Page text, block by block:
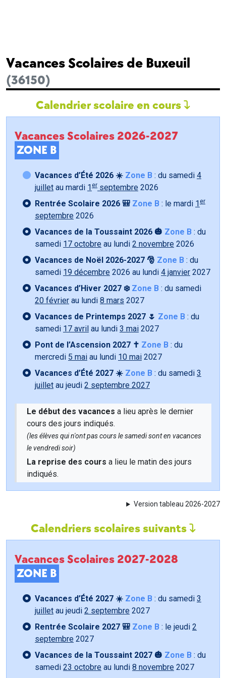
Vacances Scolaires de Buxeuil
(36150)
Calendrier scolaire en cours
Vacances Scolaires 2026-2027
ZONE B
Vacances d’Été 2026 ☀️ Zone B : du samedi 4
juillet au mardi 1 er septembre 2026
Rentrée Scolaire 2026 🎒 Zone B : le mardi 1 er
septembre 2026
Vacances de la Toussaint 2026 🎃 Zone B : du
samedi 17 octobre au lundi 2 novembre 2026
Vacances de Noël 2026-2027 🎅 Zone B : du
samedi 19 décembre 2026 au lundi 4 janvier 2027
Vacances d’Hiver 2027 ❄️ Zone B : du samedi
20 février au lundi 8 mars 2027
Vacances de Printemps 2027 🌷 Zone B : du
samedi 17 avril au lundi 3 mai 2027
Pont de l’Ascension 2027 ✝️ Zone B : du
mercredi 5 mai au lundi 10 mai 2027
Vacances d’Été 2027 ☀️ Zone B : du samedi 3
juillet au jeudi 2 septembre 2027
Le début des vacances a lieu après le dernier
cours des jours indiqués.
(les élèves qui n'ont pas cours le samedi sont en vacances
le vendredi soir)
La reprise des cours a lieu le matin des jours
indiqués.
Version tableau 2026-2027
Calendriers scolaires suivants
Vacances Scolaires 2027-2028
ZONE B
Vacances d’Été 2027 ☀️ Zone B : du samedi 3
juillet au jeudi 2 septembre 2027
Rentrée Scolaire 2027 🎒 Zone B : le jeudi 2
septembre 2027
Vacances de la Toussaint 2027 🎃 Zone B : du
samedi 23 octobre au lundi 8 novembre 2027